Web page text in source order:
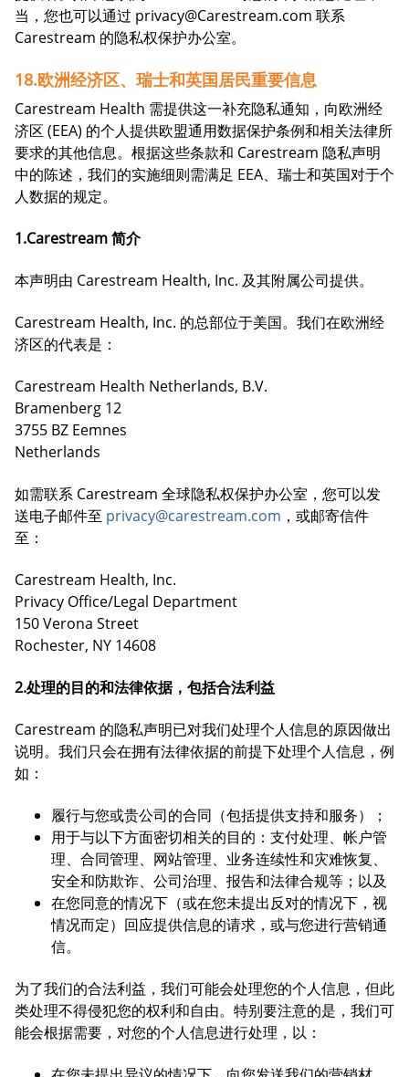
当，您也可以通过 privacy@Carestream.com 联系
Carestream 的隐私权保护办公室。
18.欧洲经济区、瑞士和英国居民重要信息
Carestream Health 需提供这一补充隐私通知，向欧洲经
济区 (EEA) 的个人提供欧盟通用数据保护条例和相关法律所
要求的其他信息。根据这些条款和 Carestream 隐私声明
中的陈述，我们的实施细则需满足 EEA、瑞士和英国对于个
人数据的规定。
1.Carestream 简介
本声明由 Carestream Health, Inc. 及其附属公司提供。
Carestream Health, Inc. 的总部位于美国。我们在欧洲经
济区的代表是：
Carestream Health Netherlands, B.V.
Bramenberg 12
3755 BZ Eemnes
Netherlands
如需联系 Carestream 全球隐私权保护办公室，您可以发
送电子邮件至 privacy@carestream.com ，或邮寄信件
至：
Carestream Health, Inc.
Privacy Office/Legal Department
150 Verona Street
Rochester, NY 14608
2.处理的目的和法律依据，包括合法利益
Carestream 的隐私声明已对我们处理个人信息的原因做出
说明。我们只会在拥有法律依据的前提下处理个人信息，例
如：
履行与您或贵公司的合同（包括提供支持和服务）；
用于与以下方面密切相关的目的：支付处理、帐户管
理、合同管理、网站管理、业务连续性和灾难恢复、
安全和防欺诈、公司治理、报告和法律合规等；以及
在您同意的情况下（或在您未提出反对的情况下，视
情况而定）回应提供信息的请求，或与您进行营销通
信。
为了我们的合法利益，我们可能会处理您的个人信息，但此
类处理不得侵犯您的权利和自由。特别要注意的是，我们可
能会根据需要，对您的个人信息进行处理，以：